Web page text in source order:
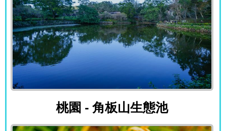
桃園 - 角板山生態池
桃園 - 角板山生態池